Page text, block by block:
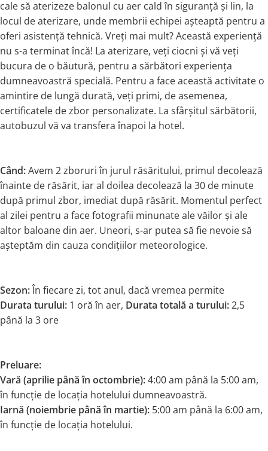
cale să aterizeze balonul cu aer cald în siguranță și lin, la
locul de aterizare, unde membrii echipei așteaptă pentru a
oferi asistență tehnică. Vreți mai mult? Această experiență
nu s-a terminat încă! La aterizare, veți ciocni și vă veți
bucura de o băutură, pentru a sărbători experiența
dumneavoastră specială. Pentru a face această activitate o
amintire de lungă durată, veți primi, de asemenea,
certificatele de zbor personalizate. La sfârșitul sărbătorii,
autobuzul vă va transfera înapoi la hotel.
Când:Avem 2 zboruri în jurul răsăritului, primul decolează
înainte de răsărit, iar al doilea decolează la 30 de minute
după primul zbor, imediat după răsărit. Momentul perfect
al zilei pentru a face fotografii minunate ale văilor și ale
altor baloane din aer. Uneori, s-ar putea să fie nevoie să
așteptăm din cauza condițiilor meteorologice.
Sezon:În fiecare zi, tot anul, dacă vremea permite
Durata turului: 1 oră în aer, Durata totală a turului:2,5
până la 3 ore
Preluare:
Vară (aprilie până în octombrie):4:00 am până la 5:00 am,
în funcție de locația hotelului dumneavoastră.
Iarnă (noiembrie până în martie): 5:00 am până la 6:00 am,
în funcție de locația hotelului.